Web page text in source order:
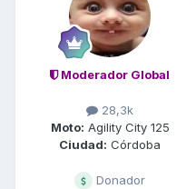
Moderador Global
28,3k
Moto: Agility City 125
Ciudad: Córdoba
Donador